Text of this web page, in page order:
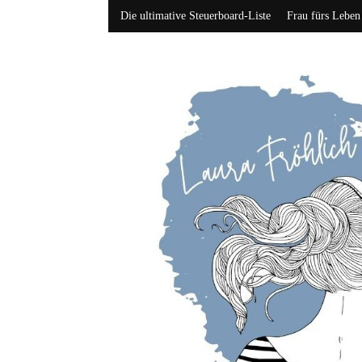
Die ultimative Steuerboard-Liste Frau fürs Leben